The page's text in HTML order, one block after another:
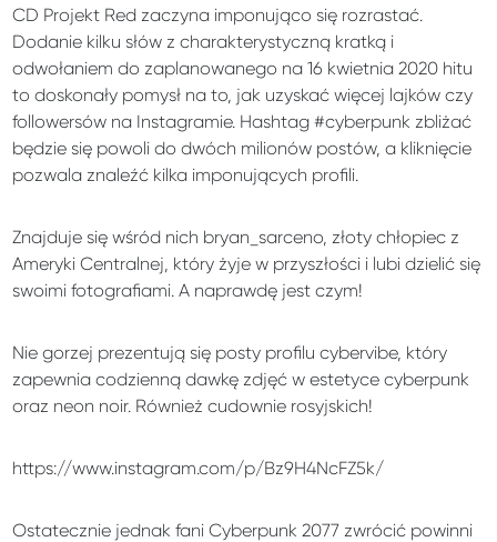
CD Projekt Red zaczyna imponująco się rozrastać.
Dodanie kilku słów z charakterystyczną kratką i
odwołaniem do zaplanowanego na 16 kwietnia 2020 hitu
to doskonały pomysł na to, jak uzyskać więcej lajków czy
followersów na Instagramie. Hashtag #cyberpunk zbliżać
będzie się powoli do dwóch milionów postów, a kliknięcie
pozwala znaleźć kilka imponujących profili.
Znajduje się wśród nich bryan_sarceno, złoty chłopiec z
Ameryki Centralnej, który żyje w przyszłości i lubi dzielić się
swoimi fotografiami. A naprawdę jest czym!
Nie gorzej prezentują się posty profilu cybervibe, który
zapewnia codzienną dawkę zdjęć w estetyce cyberpunk
oraz neon noir. Również cudownie rosyjskich!
https://www.instagram.com/p/Bz9H4NcFZ5k/
Ostatecznie jednak fani Cyberpunk 2077 zwrócić powinni